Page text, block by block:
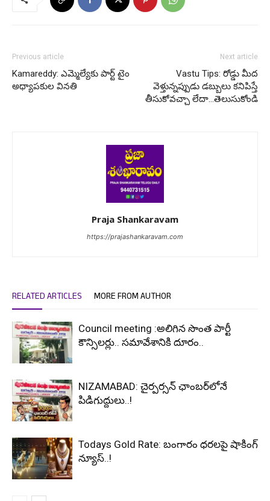
Previous article
Kamareddy: ఎమ్మెల్యేకు పార్ట్ టైం
అధ్యాపకుల వినతి
Next article
Vastu Tips: రోడ్డు మీద
వెళ్తున్నప్పుడు డబ్బులు కనిపిస్తే
తీసుకోవచ్చా లేదా…తెలుసుకోండి
Praja Shankaravam
https://prajashankaravam.com
RELATED ARTICLES MORE FROM AUTHOR
Council meeting :అలిగిన సొంత పార్టీ
కౌన్సిలర్లు.. సమావేశానికి దూరం..
NIZAMABAD: చైర్పర్సన్ ఛాంబర్‌లోనే
పిడిగుద్దులు..!
Todays Gold Rate: బంగారం ధరలపై షాకింగ్
న్యూస్..!